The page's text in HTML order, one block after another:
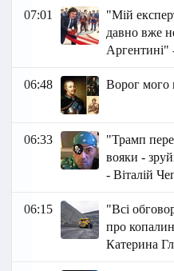
07:01
"Мій
давно вже
06:48 Ворог мого
06:33
"Трамп
вояки -
- Віталій
06:15
"Всі
про
Катерина